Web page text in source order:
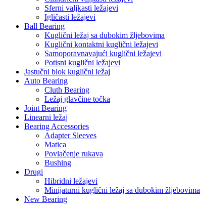
Sferni valjkasti ležajevi
Igličasti ležajevi
Ball Bearing
Kuglični ležaj sa dubokim žljebovima
Kuglični kontaktni kuglični ležajevi
Samoporavnavajući kuglični ležajevi
Potisni kuglični ležajevi
Jastučni blok kuglični ležaj
Auto Bearing
Cluth Bearing
Ležaj glavčine točka
Joint Bearing
Linearni ležaj
Bearing Accessories
Adapter Sleeves
Matica
Povlačenje rukava
Bushing
Drugi
Hibridni ležajevi
Minijaturni kuglični ležaj sa dubokim žljebovima
New Bearing